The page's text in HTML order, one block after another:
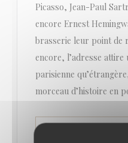
Picasso, Jean-Paul
encore Ernest
brasserie leur point de
encore, l’adresse attire
parisienne
morceau d’histoire en